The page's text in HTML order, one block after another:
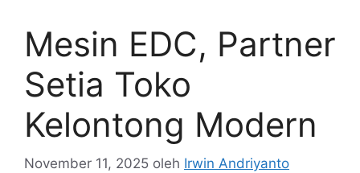
Mesin EDC, Partner
Setia Toko
Kelontong Modern
November 11, 2025 oleh Irwin Andriyanto